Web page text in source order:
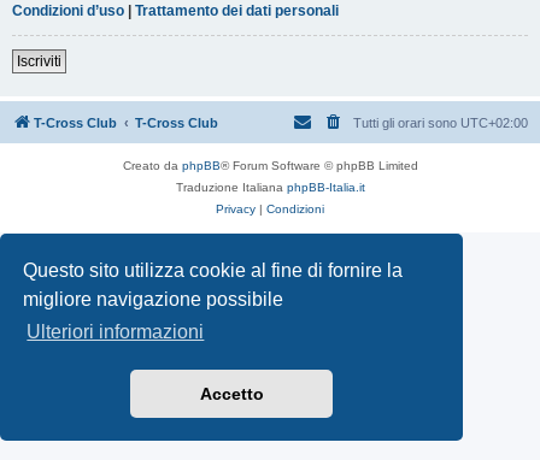
Questo sito utilizza cookie al fine di fornire la
migliore navigazione possibile
Ulteriori informazioni
Accetto
Condizioni d’uso | Trattamento dei dati personali
Iscriviti
T-Cross Club T-Cross Club Tutti gli orari sono UTC+02:00
Creato da phpBB® Forum Software © phpBB Limited
Traduzione Italiana phpBB-Italia.it
Privacy | Condizioni